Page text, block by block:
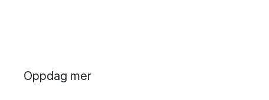
Oppdag mer